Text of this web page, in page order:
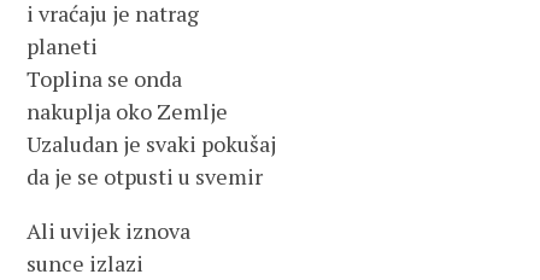
i vraćaju je natrag
planeti
Toplina se onda
nakuplja oko Zemlje
Uzaludan je svaki pokušaj
da je se otpusti u svemir
Ali uvijek iznova
sunce izlazi